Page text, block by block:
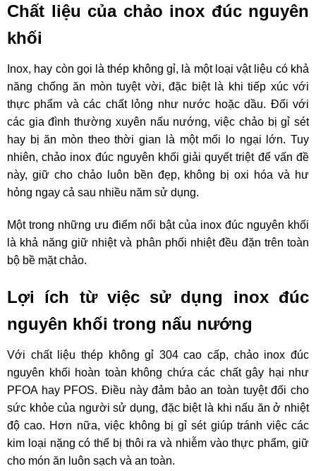
Chất liệu của chảo inox đúc nguyên
khối
Inox, hay còn gọi là thép không gỉ, là một loại vật liệu có khả
năng chống ăn mòn tuyệt vời, đặc biệt là khi tiếp xúc với
thực phẩm và các chất lỏng như nước hoặc dầu. Đối với
các gia đình thường xuyên nấu nướng, việc chảo bị gỉ sét
hay bị ăn mòn theo thời gian là một mối lo ngại lớn. Tuy
nhiên, chảo inox đúc nguyên khối giải quyết triệt để vấn đề
này, giữ cho chảo luôn bền đẹp, không bị oxi hóa và hư
hỏng ngay cả sau nhiều năm sử dụng.
Một trong những ưu điểm nổi bật của inox đúc nguyên khối
là khả năng giữ nhiệt và phân phối nhiệt đều đặn trên toàn
bộ bề mặt chảo.
Lợi ích từ việc sử dụng inox đúc
nguyên khối trong nấu nướng
Với chất liệu thép không gỉ 304 cao cấp, chảo inox đúc
nguyên khối hoàn toàn không chứa các chất gây hại như
PFOA hay PFOS. Điều này đảm bảo an toàn tuyệt đối cho
sức khỏe của người sử dụng, đặc biệt là khi nấu ăn ở nhiệt
độ cao. Hơn nữa, việc không bị gỉ sét giúp tránh việc các
kim loại nặng có thể bị thôi ra và nhiễm vào thực phẩm, giữ
cho món ăn luôn sạch và an toàn.